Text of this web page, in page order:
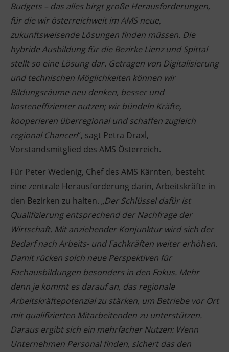
Budgets – das alles birgt große Herausforderungen,
für die wir österreichweit im AMS neue,
zukunftsweisende Lösungen finden müssen. Die
hybride Ausbildung für die Bezirke Lienz und Spittal
stellt so eine Lösung dar. Getragen von Digitalisierung
und technischen Möglichkeiten können wir
Bildungsräume neu denken, besser und
kosteneffizienter nutzen; wir bündeln Kräfte,
kooperieren überregional und schaffen zugleich
regional Chancen“, sagt Petra Draxl,
Vorstandsmitglied des AMS Österreich.
Für Peter Wedenig, Chef des AMS Kärnten, besteht
eine zentrale Herausforderung darin, Arbeitskräfte in
den Bezirken zu halten. „Der Schlüssel dafür ist
Qualifizierung entsprechend der Nachfrage der
Wirtschaft. Mit anziehender Konjunktur wird sich der
Bedarf nach Arbeits- und Fachkräften weiter erhöhen.
Damit rücken solch neue Perspektiven für
Fachausbildungen besonders in den Fokus. Mehr
denn je kommt es darauf an, das regionale
Arbeitskräftepotenzial zu stärken, um Betriebe vor Ort
mit qualifizierten Mitarbeitenden zu unterstützen.
Daraus ergibt sich ein mehrfacher Nutzen: Wenn
Unternehmen Personal finden, sichert das den